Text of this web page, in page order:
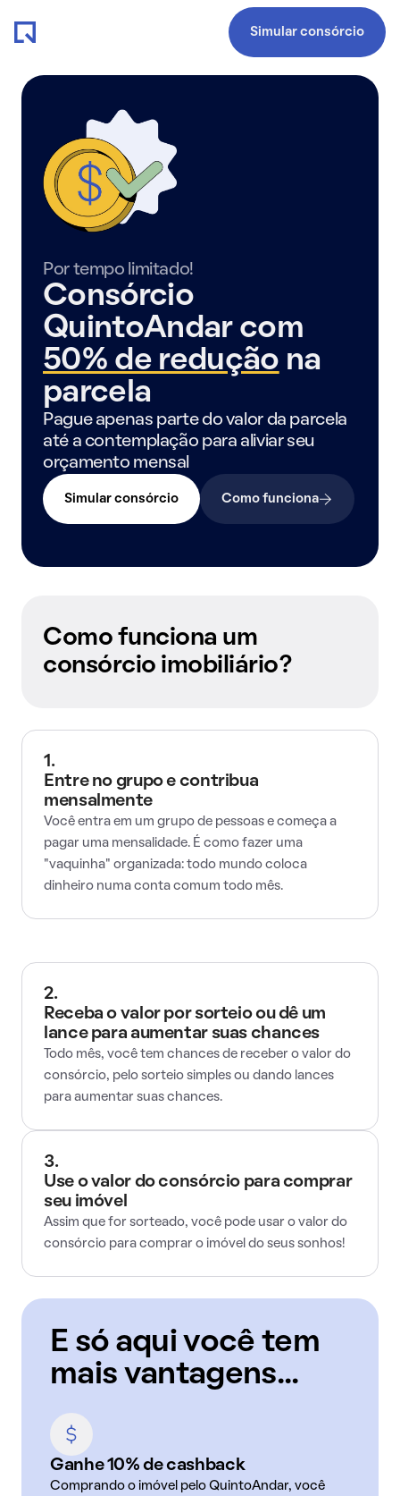
Simular consórcio
Por tempo limitado!
Consórcio
QuintoAndar com
50% de redução na
parcela
Pague apenas parte do valor da parcela
até a contemplação para aliviar seu
orçamento mensal
Simular consórcio Como funciona
Como funciona um
consórcio imobiliário?
1.
Entre no grupo e contribua
mensalmente
Você entra em um grupo de pessoas e começa a
pagar uma mensalidade. É como fazer uma
"vaquinha" organizada: todo mundo coloca
dinheiro numa conta comum todo mês.
2.
Receba o valor por sorteio ou dê um
lance para aumentar suas chances
Todo mês, você tem chances de receber o valor do
consórcio, pelo sorteio simples ou dando lances
para aumentar suas chances.
3.
Use o valor do consórcio para comprar
seu imóvel
Assim que for sorteado, você pode usar o valor do
consórcio para comprar o imóvel do seus sonhos!
E só aqui você tem
mais vantagens...
Ganhe 10% de cashback
Comprando o imóvel pelo QuintoAndar, você